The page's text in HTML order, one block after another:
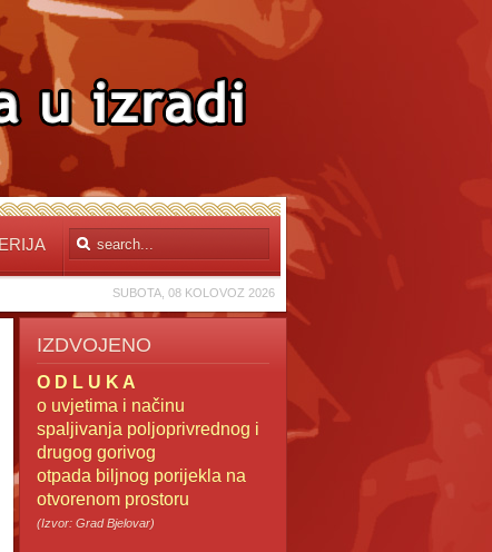
SUBOTA, 08 KOLOVOZ 2026
IZDVOJENO
O D L U K A
o uvjetima i načinu
spaljivanja poljoprivrednog i
drugog gorivog
otpada biljnog porijekla na
otvorenom prostoru
(Izvor: Grad Bjelovar)